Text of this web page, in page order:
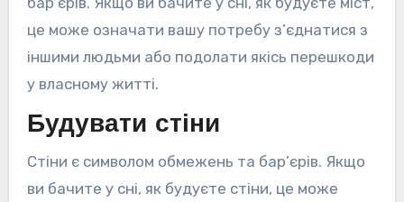
це може означати вашу потребу з’єднатися з
іншими людьми або подолати якісь перешкоди
у власному житті.
Будувати стіни
Стіни є символом обмежень та бар’єрів. Якщо
ви бачите у сні, як будуєте стіни, це може